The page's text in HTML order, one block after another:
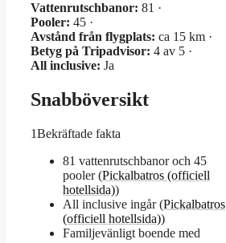
Vattenrutschbanor: 81 ·
Pooler: 45 ·
Avstånd från flygplats: ca 15 km ·
Betyg på Tripadvisor: 4 av 5 ·
All inclusive: Ja
Snabböversikt
1Bekräftade fakta
81 vattenrutschbanor och 45
pooler (Pickalbatros (officiell
hotellsida))
All inclusive ingår (Pickalbatros
(officiell hotellsida))
Familjevänligt boende med